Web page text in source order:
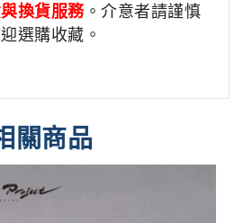
換貨服務。介意者請謹慎
選購收藏。
關商品